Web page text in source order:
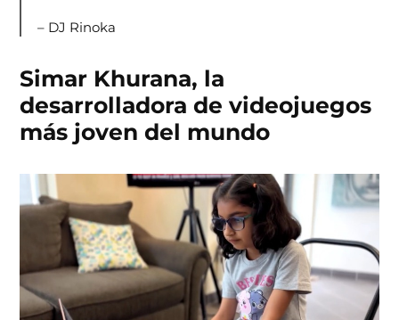
– DJ Rinoka
Simar Khurana, la
desarrolladora de videojuegos
más joven del mundo